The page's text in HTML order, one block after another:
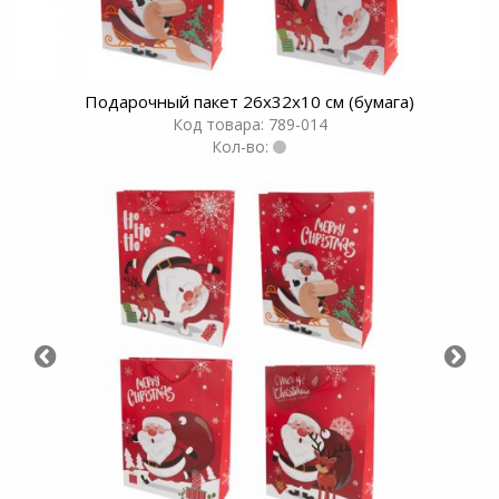
Подарочный пакет 26х32х10 см (бумага)
Код товара: 789-014
Кол-во: